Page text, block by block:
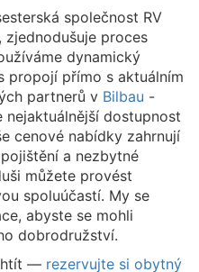
společnost RV
zjednodušuje proces
dynamický
propojí přímo s aktuálním
partnerů v Bilbau -
dostupnost
cenové nabídky zahrnují
a nezbytné
můžete provést
spoluúčastí. My se
abyste se mohli
dobrodružství.
— rezervujte si obytný